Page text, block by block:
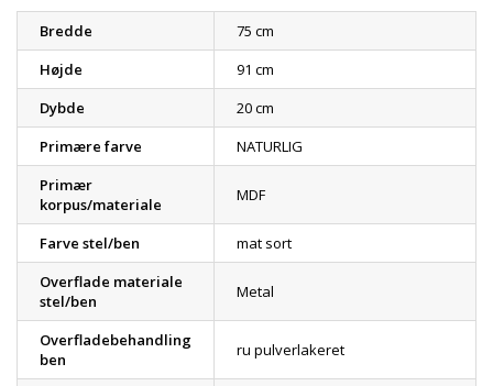
Bredde
75 cm
Højde
91 cm
Dybde
20 cm
Primære farve
NATURLIG
Primær
korpus/materiale
MDF
Farve stel/ben
mat sort
Overflade materiale
stel/ben
Metal
Overfladebehandling
ben
ru pulverlakeret